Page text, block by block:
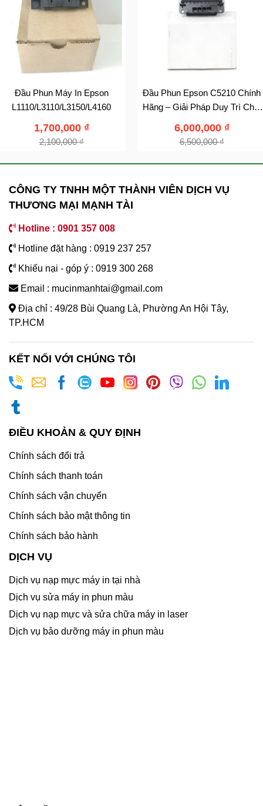
Đầu Phun Máy In Epson
L1110/L3110/L3150/L4160
2,100,000₫
1,700,000 ₫
Đầu Phun Epson C5210 Chính
Hãng – Giải Pháp Duy Trì Chất
6,500,000₫
6,000,000 ₫
CÔNG TY TNHH MỘT THÀNH VIÊN DỊCH VỤ
THƯƠNG MẠI MẠNH TÀI
Hotline : 0901 357 008
Hotline đặt hàng : 0919 237 257
Khiếu nại - góp ý : 0919 300 268
Email : mucinmanhtai@gmail.com
Địa chỉ : 49/28 Bùi Quang Là, Phường An Hội Tây,
TP.HCM
KẾT NỐI VỚI CHÚNG TÔI
ĐIỀU KHOẢN & QUY ĐỊNH
Chính sách đổi trả
Chính sách thanh toán
Chính sách vận chuyển
Chính sách bảo mật thông tin
Chính sách bảo hành
DỊCH VỤ
Dịch vụ nạp mực máy in tại nhà
Dịch vụ sửa máy in phun màu
Dịch vụ nạp mực và sửa chữa máy in laser
Dịch vụ bảo dưỡng máy in phun màu